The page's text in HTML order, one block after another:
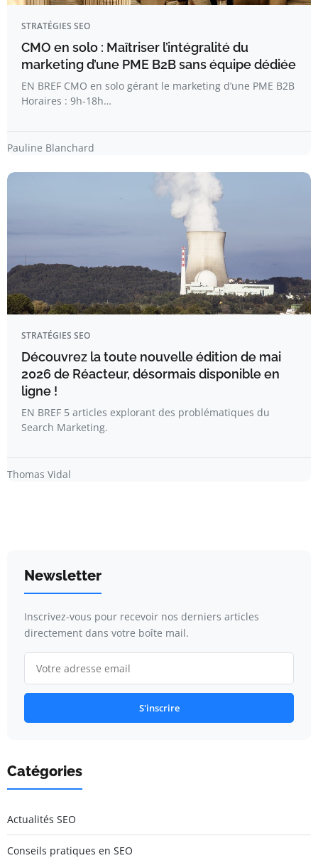
STRATÉGIES SEO
CMO en solo : Maîtriser l’intégralité du
marketing d’une PME B2B sans équipe dédiée
EN BREF CMO en solo gérant le marketing d’une PME B2B
Horaires : 9h-18h…
Pauline Blanchard
STRATÉGIES SEO
Découvrez la toute nouvelle édition de mai
2026 de Réacteur, désormais disponible en
ligne !
EN BREF 5 articles explorant des problématiques du
Search Marketing.
Thomas Vidal
Newsletter
Inscrivez-vous pour recevoir nos derniers articles
directement dans votre boîte mail.
S'inscrire
Catégories
Actualités SEO
Conseils pratiques en SEO